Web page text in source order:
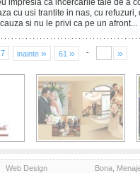
impresia ca incercarile tale de a
cu usi trantite in nas, cu
si nu le privi ca pe un afront...
7 inainte » 61 » - »
Web Design Bona,